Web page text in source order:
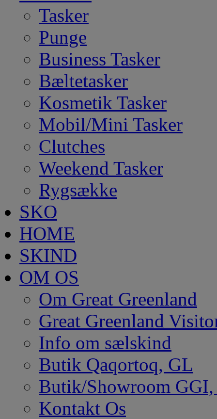
Tasker
Punge
Business Tasker
Bæltetasker
Kosmetik Tasker
Mobil/Mini Tasker
Clutches
Weekend Tasker
Rygsække
SKO
HOME
SKIND
OM OS
Om Great Greenland
Great Greenland
Info om sælskind
Butik Qaqortoq, GL
Butik/Showroom
Kontakt Os